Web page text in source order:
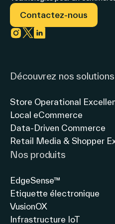
/
Confirmation
perspectives
données
ajustées[1]
(+29%
taux
change
douane
de
Contactez-nous
Découvrez nos solutions
Store Operational
Local eCommerce
Data-Driven Commerce
Retail Media & Shopper
Nos produits
EdgeSense™
Etiquette électronique
VusionOX
Infrastructure IoT